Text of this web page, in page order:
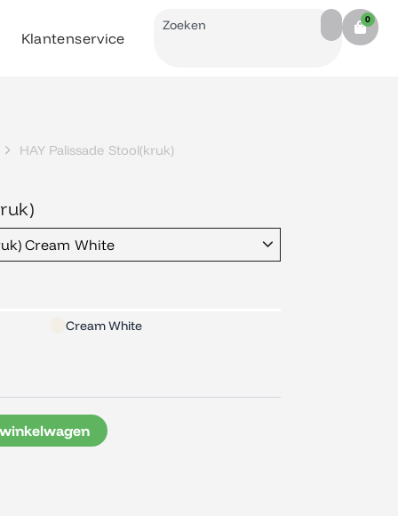
Klantenservice
Search 0
Cart
HAY Palissade Stool(kruk)
Cream White
Cream White